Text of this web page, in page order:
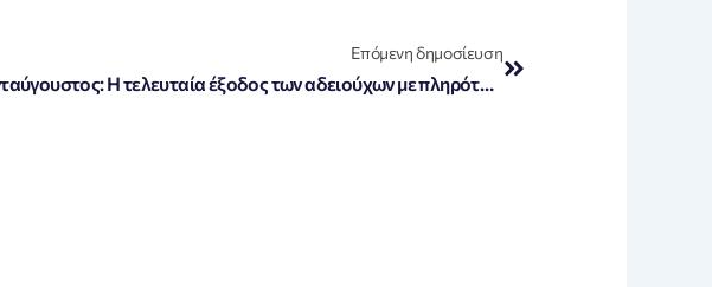
Επόμενη δημοσίευση
«Δεκαπενταύγουστος: Η τελευταία έξοδος των αδειούχων με πληρότητα 75% στα πλοία»